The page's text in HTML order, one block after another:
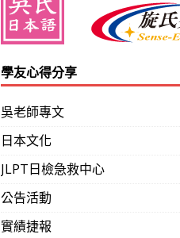
學友心得分享
吳老師專文
日本文化
JLPT日檢急救中心
公告活動
實績捷報